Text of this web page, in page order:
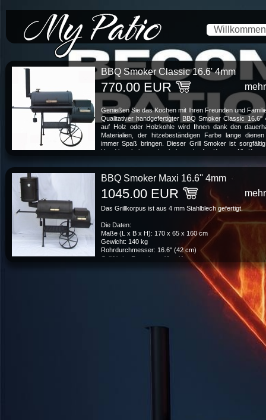
BBQ Smoker Classic 16.6' 4mm
770.00 EUR
Genießen Sie das Kochen mit Ihren Freunden und
Qualitativer handgefertigter BBQ Smoker Classic 16.6''
auf Holz oder Holzkohle wird Ihnen dank den
Materialien, der hitzebeständigen Farbe lange
immer Spaß bringen. Dieser Grill Smoker ist
Hand bearbeitet, er hat keine scharfen Kanten. Alle
BBQ Smoker Maxi 16.6'' 4mm
1045.00 EUR
Das Grillkorpus ist aus 4 mm Stahlblech gefertigt.
Die Daten:
Maße (L x B x H): 170 x 65 x 160 cm
Gewicht: 140 kg
Rohrdurchmesser: 16.6'' (42 cm)
Grillfläche Feuerbox: 40 x 41 cm
Grillfläche Garkammer: 75 x 41 cm
Rauchrohr mit Rauch-Klappe - leicht abnehmbar.
Räucherkamin mit Rauch-Klappe (Ohne
Willkommen